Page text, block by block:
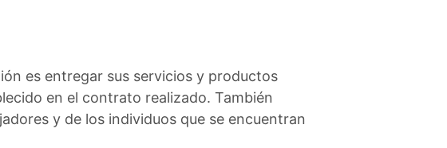
es entregar sus servicios y productos
en el contrato realizado. También
y de los individuos que se encuentran